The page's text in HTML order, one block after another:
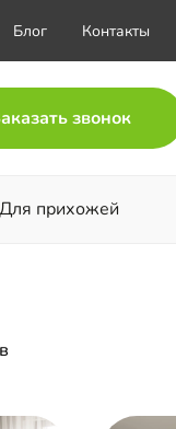
Блог Контакты
звонок
Для прихожей